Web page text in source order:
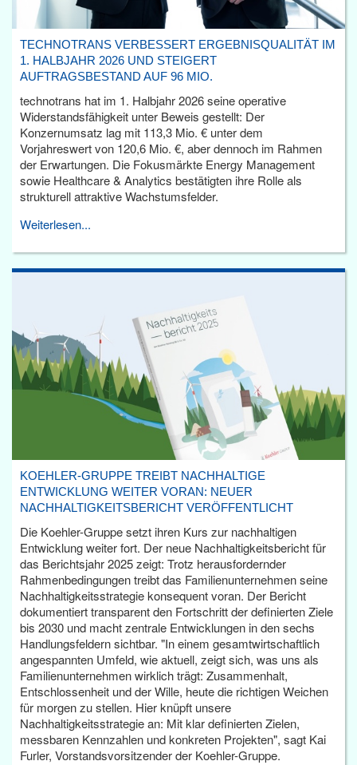
TECHNOTRANS VERBESSERT ERGEBNISQUALITÄT IM
1. HALBJAHR 2026 UND STEIGERT
AUFTRAGSBESTAND AUF 96 MIO.
technotrans hat im 1. Halbjahr 2026 seine operative
Widerstandsfähigkeit unter Beweis gestellt: Der
Konzernumsatz lag mit 113,3 Mio. € unter dem
Vorjahreswert von 120,6 Mio. €, aber dennoch im Rahmen
der Erwartungen. Die Fokusmärkte Energy Management
sowie Healthcare & Analytics bestätigten ihre Rolle als
strukturell attraktive Wachstumsfelder.
Weiterlesen...
KOEHLER-GRUPPE TREIBT NACHHALTIGE
ENTWICKLUNG WEITER VORAN: NEUER
NACHHALTIGKEITSBERICHT VERÖFFENTLICHT
Die Koehler-Gruppe setzt ihren Kurs zur nachhaltigen
Entwicklung weiter fort. Der neue Nachhaltigkeitsbericht für
das Berichtsjahr 2025 zeigt: Trotz herausfordernder
Rahmenbedingungen treibt das Familienunternehmen seine
Nachhaltigkeitsstrategie konsequent voran. Der Bericht
dokumentiert transparent den Fortschritt der definierten Ziele
bis 2030 und macht zentrale Entwicklungen in den sechs
Handlungsfeldern sichtbar. "In einem gesamtwirtschaftlich
angespannten Umfeld, wie aktuell, zeigt sich, was uns als
Familienunternehmen wirklich trägt: Zusammenhalt,
Entschlossenheit und der Wille, heute die richtigen Weichen
für morgen zu stellen. Hier knüpft unsere
Nachhaltigkeitsstrategie an: Mit klar definierten Zielen,
messbaren Kennzahlen und konkreten Projekten", sagt Kai
Furler, Vorstandsvorsitzender der Koehler-Gruppe.